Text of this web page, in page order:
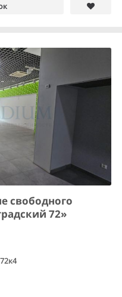
свободного
72»